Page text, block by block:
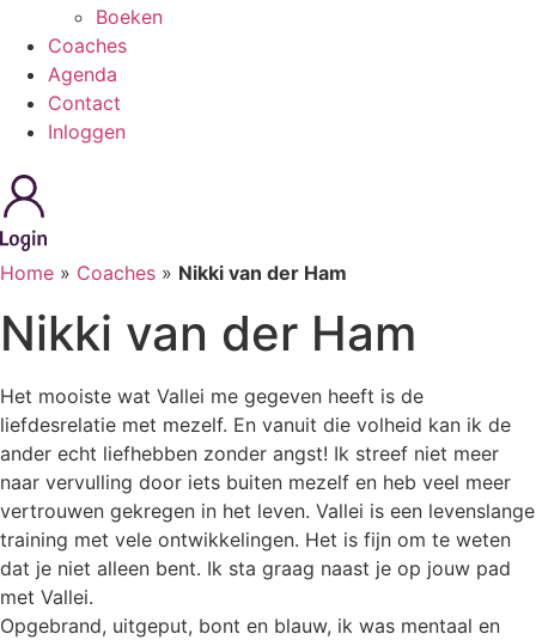
Boeken
Coaches
Agenda
Contact
Inloggen
Home » Coaches » Nikki van der Ham
Nikki van der Ham
Het mooiste wat Vallei me gegeven heeft is de
liefdesrelatie met mezelf. En vanuit die volheid kan ik de
ander echt liefhebben zonder angst! Ik streef niet meer
naar vervulling door iets buiten mezelf en heb veel meer
vertrouwen gekregen in het leven. Vallei is een levenslange
training met vele ontwikkelingen. Het is fijn om te weten
dat je niet alleen bent. Ik sta graag naast je op jouw pad
met Vallei.
Opgebrand, uitgeput, bont en blauw, ik was mentaal en